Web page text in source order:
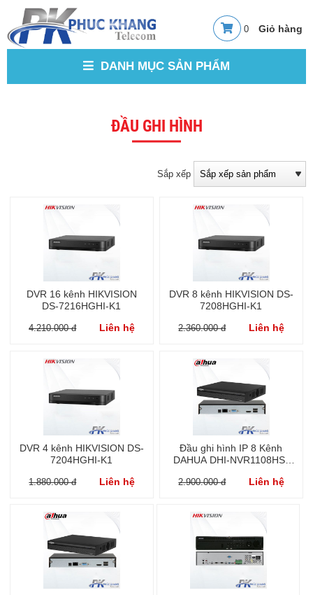
0
DANH MỤC SẢN PHẨM
ĐẦU GHI HÌNH
Sắp xếp
DVR 16 kênh HIKVISION
DS-7216HGHI-K1
4.210.000 đ Liên hệ
DVR 8 kênh HIKVISION DS-
7208HGHI-K1
2.360.000 đ Liên hệ
DVR 4 kênh HIKVISION DS-
7204HGHI-K1
1.880.000 đ Liên hệ
Đầu ghi hình IP 8 Kênh
DAHUA DHI-NVR1108HS-
2.900.000 đ Liên hệ